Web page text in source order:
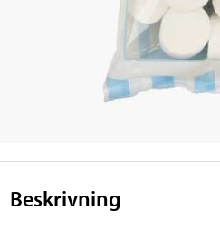
Beskrivning